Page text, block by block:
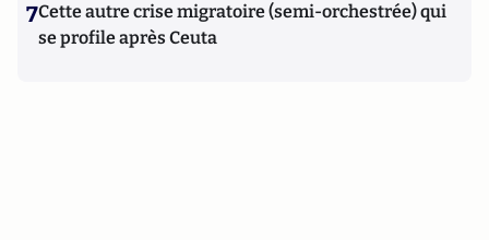
7Cette autre crise migratoire (semi-orchestrée) qui
se profile après Ceuta